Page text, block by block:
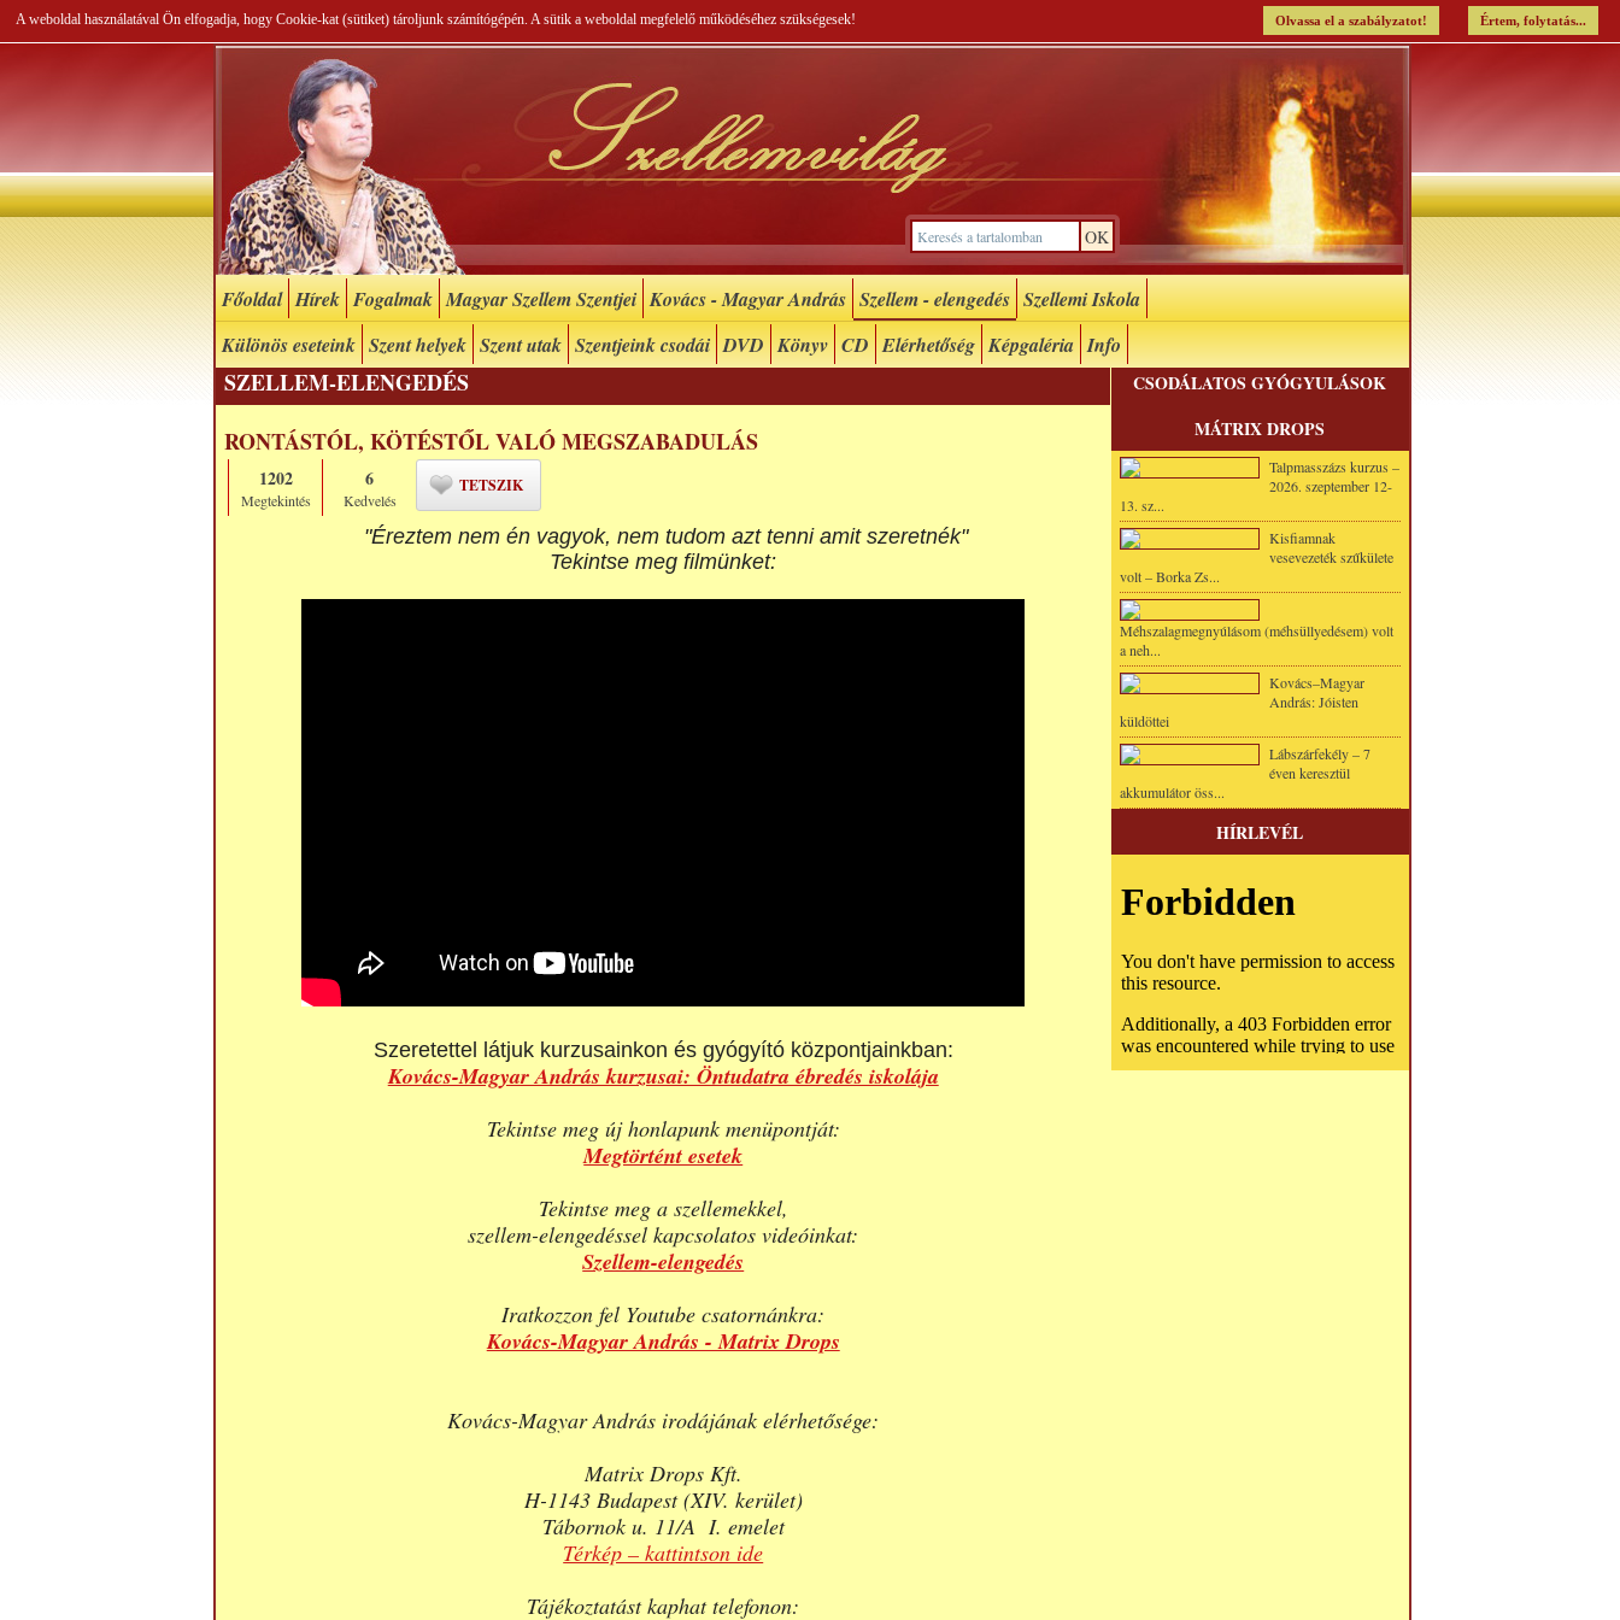
A weboldal használatával Ön elfogadja, hogy Cookie-kat (sütiket) tároljunk számítógépén. A sütik a weboldal megfelelő működéséhez szükségesek! Olvassa el a szabályzatot! Értem, folytatás...
Főoldal Hírek Fogalmak Magyar Szellem Szentjei Kovács - Magyar András Szellem - elengedés Szellemi Iskola
Különös eseteink Szent helyek Szent utak Szentjeink csodái DVD Könyv CD Elérhetőség Képgaléria Info
SZELLEM-ELENGEDÉS
RONTÁSTÓL, KÖTÉSTŐL VALÓ MEGSZABADULÁS
1202
Megtekintés
6
Kedvelés
TETSZIK
"Éreztem nem én vagyok, nem tudom azt tenni amit szeretnék"
Tekintse meg filmünket:
Szeretettel látjuk kurzusainkon és gyógyító központjainkban:
Kovács-Magyar András kurzusai: Öntudatra ébredés iskolája
Tekintse meg új honlapunk menüpontját:
Megtörtént esetek
Tekintse meg a szellemekkel,
szellem-elengedéssel kapcsolatos videóinkat:
Szellem-elengedés
Iratkozzon fel Youtube csatornánkra:
Kovács-Magyar András - Matrix Drops
Kovács-Magyar András irodájának elérhetősége:
Matrix Drops Kft.
H-1143 Budapest (XIV. kerület)
Tábornok u. 11/A I. emelet
Térkép – kattintson ide
Tájékoztatást kaphat telefonon:
CSODÁLATOS GYÓGYULÁSOK
MÁTRIX DROPS
Talpmasszázs kurzus –
2026. szeptember 12-
13. sz...
Kisfiamnak
vesevezeték szűkülete
volt – Borka Zs...
Méhszalagmegnyúlásom (méhsüllyedésem) volt
a neh...
Kovács–Magyar
András: Jóisten
küldöttei
Lábszárfekély – 7
éven keresztül
akkumulátor öss...
HÍRLEVÉL